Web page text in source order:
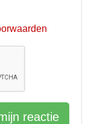
reactie